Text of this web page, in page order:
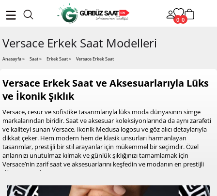
0 0
Versace Erkek Saat Modelleri
Anasayfa> Saat > Erkek Saat > Versace Erkek Saat
Versace Erkek Saat ve Aksesuarlarıyla Lüks
ve İkonik Şıklık
Versace, cesur ve sofistike tasarımlarıyla lüks moda dünyasının simge
markalarından biridir. Saat ve aksesuar koleksiyonlarında da aynı zarafeti
ve kaliteyi sunan Versace, ikonik Medusa logosu ve göz alıcı detaylarıyla
dikkat çeker. Hem modern hem de klasik unsurları harmanlayan
tasarımlar, prestijli bir stil arayanlar için mükemmel bir seçimdir. Özel
anlarınızı unutulmaz kılmak ve günlük şıklığınızı tamamlamak için
Versace’nin zarif saat ve aksesuarlarını keşfedin ve modanın en prestijli
dünyasına adım atın!